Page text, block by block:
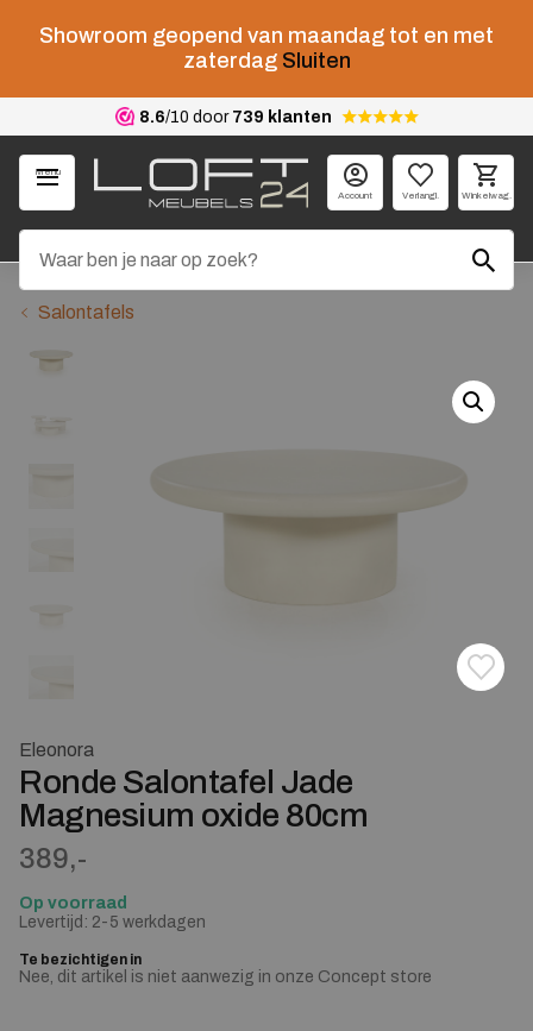
Showroom geopend van maandag tot en met
zaterdag Sluiten
8.6/10 door 739 klanten
Menu
Account Verlangl. Winkelwag.
Salontafels
Eleonora
Ronde Salontafel Jade
Magnesium oxide 80cm
389,-
Op voorraad
Levertijd: 2-5 werkdagen
Te bezichtigen in
Nee, dit artikel is niet aanwezig in onze Concept store